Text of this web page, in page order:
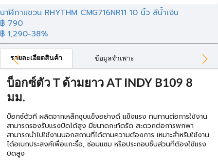
นาฬิกาแขวน RHYTHM CMG716NR11 10 นิ้ว สีน้ำเงิน
฿ 790
฿ 1,290-38%
รายละเอียดสินค้า ข้อมูลจำเพาะ
บ็อกซ์ตัว T ด้ามยาว AT INDY B109 8
มม.
บ็อกซ์ตัวที ผลิตจากเหล็กชุบแข็งอย่างดี แข็งแรง ทนทานต่อการใช้งาน
สามารถรองรับแรงบิดได้สูง มีขนาดกะทัดรัด สะดวกต่อการพกพา
สามารถนำไปใช้งานนอกสถานที่ได้ตามความต้องการ เหมาะสำหรับใช้งาน
ได้อเนกประสงค์เพื่อแกะรื้อ, ซ่อมแซม หรือประกอบชิ้นส่วนที่ต้องใช้แรง
บิดสูง